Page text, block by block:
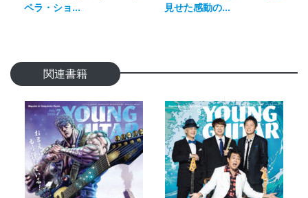
ペラ・ショ...
見せた感動の...
関連書籍